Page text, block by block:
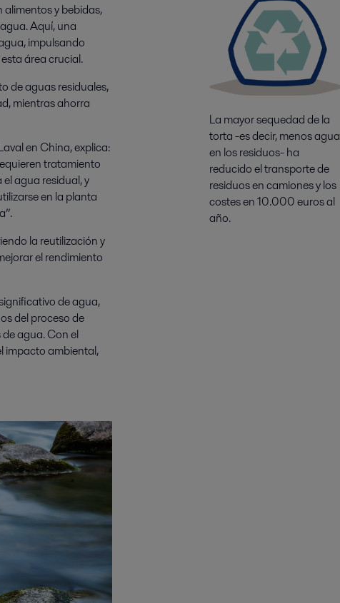
y bebidas,
Aquí, una
impulsando
área crucial.
de aguas residuales,
mientras ahorra
en China, explica:
tratamiento
agua residual, y
en la planta
la reutilización y
el rendimiento
de agua,
del proceso de
agua. Con el
impacto ambiental,
La mayor sequedad de la
torta -es decir, menos agua
en los residuos- ha
reducido el transporte de
residuos en camiones y los
costes en 10.000 euros al
año.